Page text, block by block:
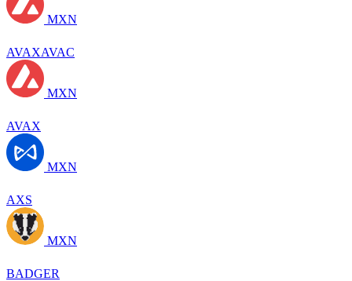
MXN
AVAXAVAC
MXN
AVAX
MXN
AXS
MXN
BADGER